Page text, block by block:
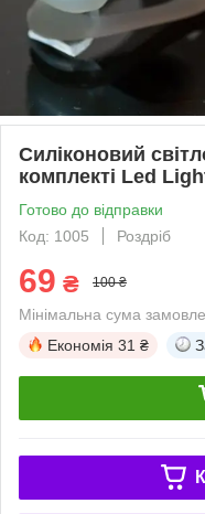
Силіконовий
комплекті Led
Готово до відправки
Код: 1005
Роздріб
69 ₴ 100 ₴
Мінімальна сума
Економія 31 ₴